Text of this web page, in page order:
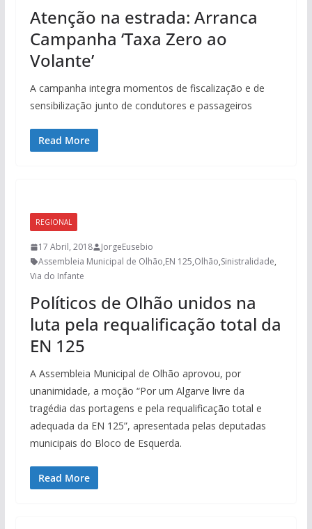
Atenção na estrada: Arranca
Campanha ‘Taxa Zero ao
Volante’
A campanha integra momentos de fiscalização e de
sensibilização junto de condutores e passageiros
Read More
REGIONAL
17 Abril, 2018
JorgeEusebio
Assembleia Municipal de Olhão,EN 125,Olhão,Sinistralidade,
Via do Infante
Políticos de Olhão unidos na
luta pela requalificação total da
EN 125
A Assembleia Municipal de Olhão aprovou, por
unanimidade, a moção “Por um Algarve livre da
tragédia das portagens e pela requalificação total e
adequada da EN 125”, apresentada pelas deputadas
municipais do Bloco de Esquerda.
Read More